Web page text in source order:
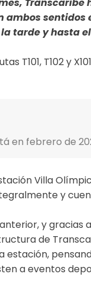
ambos
tarde y hasta
T101, T102 y
en febrero de
Villa
y
y
de
estación,
a eventos